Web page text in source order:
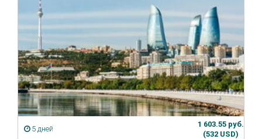
5 дней
1 603.55 руб.
(532 USD)